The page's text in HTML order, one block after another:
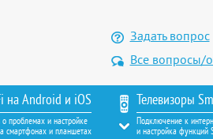
на Android и iOS
о проблемах и настройке
смартфонах и планшетах
Телевизоры
Подключение к
и настройка функций
Задать вопрос
Все вопросы/